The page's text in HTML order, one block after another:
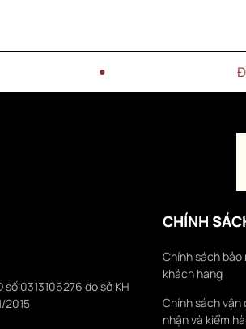
ĐỔI HÀNG
số 0313106276 do sở KH
2015
CHÍNH
Chính sách
khách hàng
Chính sách vận
nhận và kiểm